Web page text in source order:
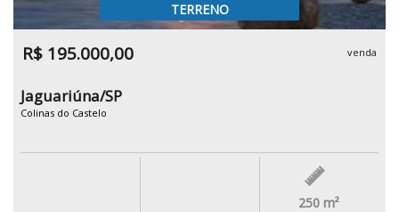
TERRENO
R$ 195.000,00 venda
Jaguariúna/SP
Colinas do Castelo
250 m²